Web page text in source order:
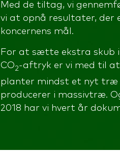
Med de tiltag, vi
vi at opnå resultater, der
koncernens mål.
For at sætte ekstra skub
CO2-aftryk er vi med til
planter mindst et nyt træ
producerer i massivtræ.
2018 har vi hvert år